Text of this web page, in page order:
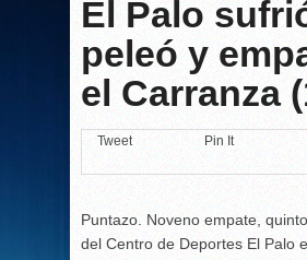
El Palo
peleó y
el Carranza
Tweet Pin It
Puntazo. Noveno empate,
del Centro de Deportes El Palo